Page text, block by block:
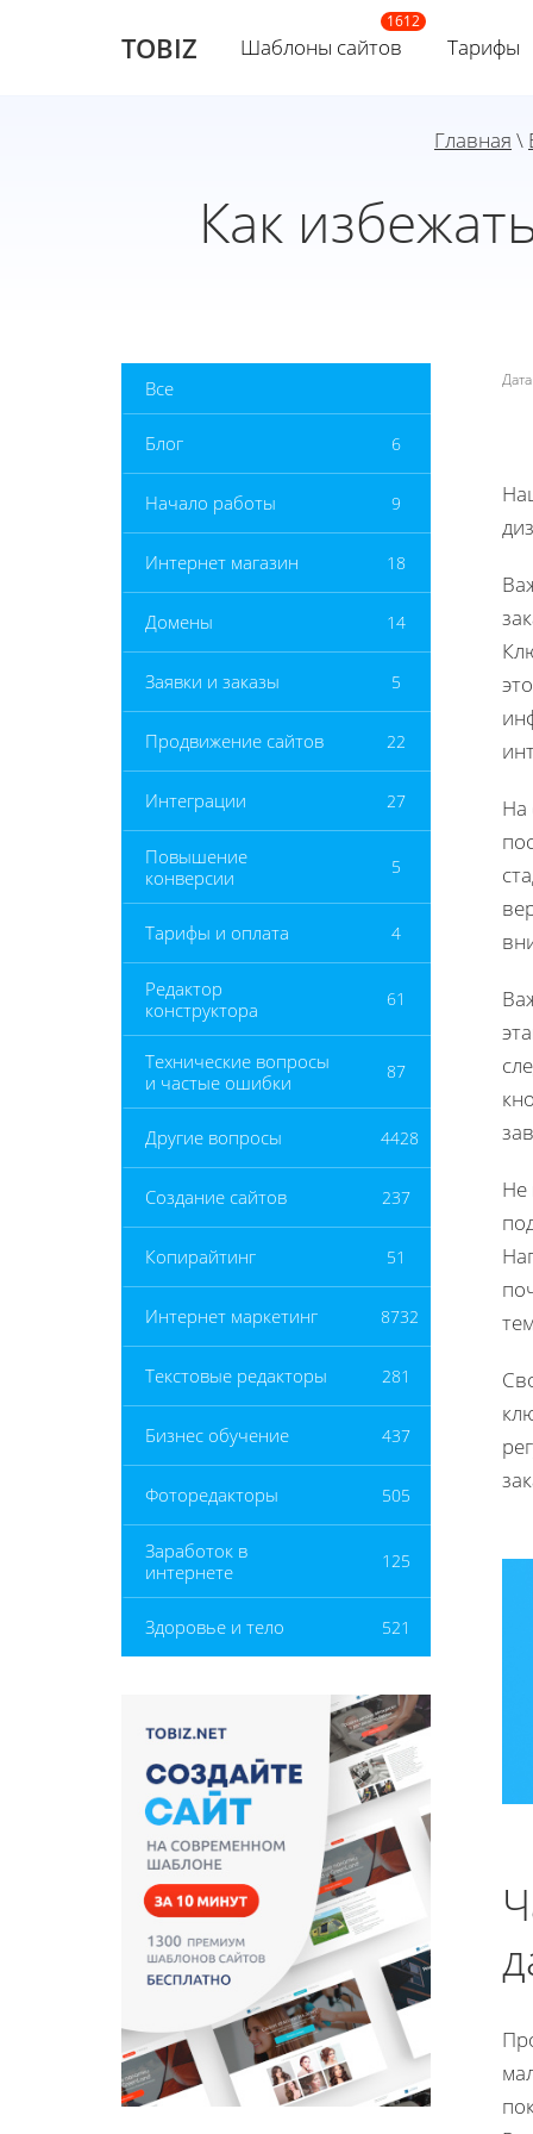
TOBIZ Шаблоны сайтов Тарифы
Главная \
Как
Все
Блог 6
Начало работы 9
Интернет магазин 18
Домены 14
Заявки и заказы 5
Продвижение сайтов 22
Интеграции 27
Повышение
конверсии
5
Тарифы и оплата 4
Редактор
конструктора
61
Технические вопросы
и частые ошибки
87
Другие вопросы 4428
Создание сайтов 237
Копирайтинг 51
Интернет маркетинг 8732
Текстовые редакторы 281
Бизнес обучение 437
Фоторедакторы 505
Заработок в
интернете
125
Здоровье и тело 521
На
Не